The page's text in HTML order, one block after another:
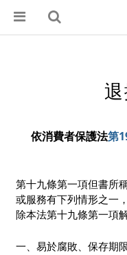
依消費者保護法第
第十九條第一項但書所
或服務有下列情形之一
除本法第十九條第一項
一、易於腐敗、保存期